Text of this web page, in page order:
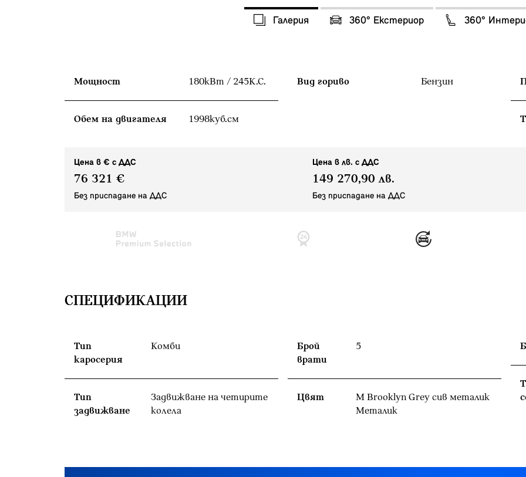
Галерия 360° Eкстериор 360°
Мощност 180кВт / 245К.С.
Обем на двигателя 1998куб.cм
Вид гориво Бензин
Цена в € с ДДС
76 321 €
Без приспадане на ДДС
Цена в лв. с ДДС
149 270,90 лв.
Без приспадане на ДДС
СПЕЦИФИКАЦИИ
Тип
каросерия
Комби
Тип
задвижване
Задвижване на четирите
колела
Брой
врати
5
Цвят
M Brooklyn Grey сив металик
Meталик